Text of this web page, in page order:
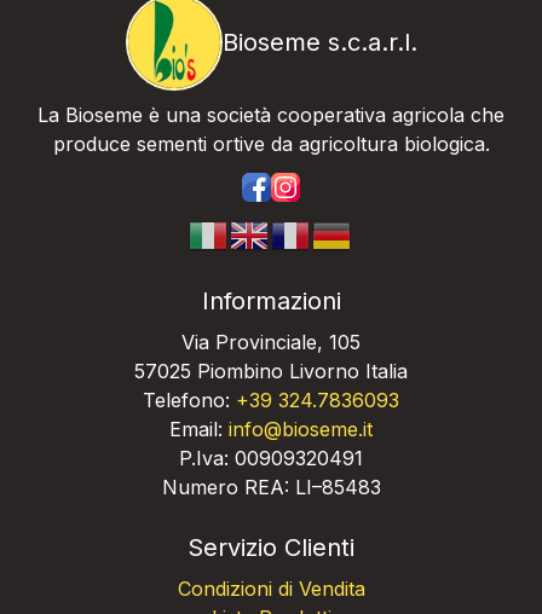
Bioseme s.c.a.r.l.
La Bioseme è una società cooperativa agricola che
produce sementi ortive da agricoltura biologica.
Informazioni
Via Provinciale, 105
57025 Piombino Livorno Italia
Telefono: +39 324.7836093
Email: info@bioseme.it
P.Iva: 00909320491
Numero REA: LI–85483
Servizio Clienti
Condizioni di Vendita